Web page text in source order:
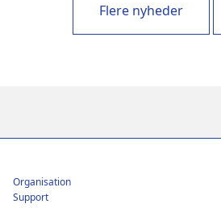
Flere nyheder
Footer
Organisation
Support